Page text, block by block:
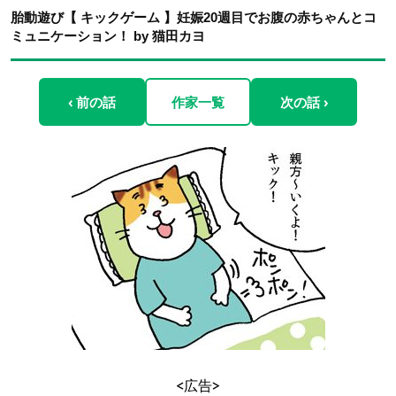
胎動遊び【 キックゲーム 】妊娠20週目でお腹の赤ちゃんとコ
ミュニケーション！ by 猫田カヨ
‹ 前の話 作家一覧 次の話 ›
<広告>